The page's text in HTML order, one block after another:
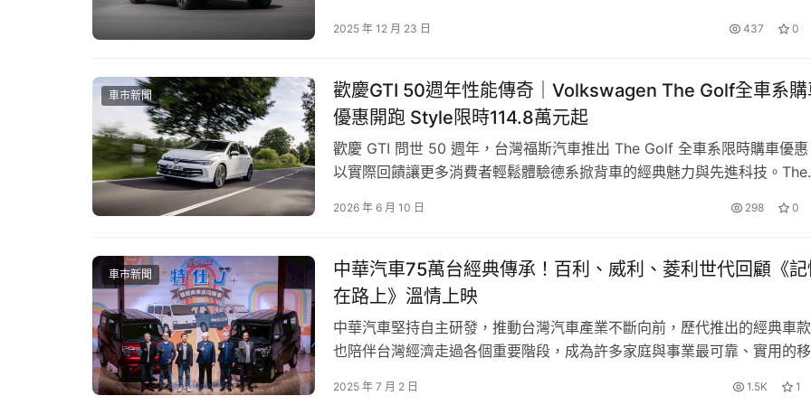
章。在此重要的品牌歷史時刻，Range Rover 以品牌經典車色作為設計元素
2025 年 12 月 23 日 437 0
車市新聞
歡慶GTI 50週年性能傳奇｜Volkswagen The Golf全車系購
優惠開跑 Style限時114.8萬元起
歡慶 GTI 問世 50 週年，台灣福斯汽車推出 The Golf 全車系限時購車優惠
以實際回饋讓更多消費者輕鬆體驗德系掀背車的經典魅力與先進科技。The
進數位科技與純粹駕馭樂趣，滿足不同世代消費者的多元用車需求。即刻
2026 年 6 月 10 日 298 0
車市新聞
中華汽車75萬台經典傳承！百利、威利、菱利世代回顧《記
在路上》溫情上映
中華汽車堅持自主研發，推動台灣汽車產業不斷向前，歷代推出的經典車款
也陪伴台灣經濟走過各個重要階段，成為許多家庭與事業最可靠、實用的移
邀請歷代車款車主齊聚一堂，現場展出多款經典車，包括百利800、威利
2025 年 7 月 2 日 1.5K 1